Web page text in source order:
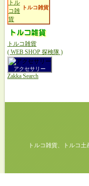
トルコ雑貨
トルコ雑貨
( WEB SHOP 探検隊 )
アクセサリー
Zakka Search
トルコ雑貨、トルコ土産、